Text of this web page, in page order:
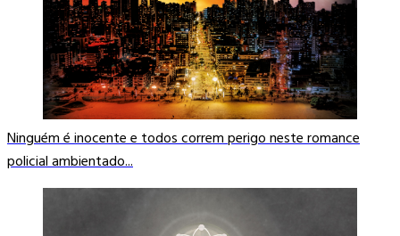
Ninguém é inocente e todos correm perigo neste romance
policial ambientado...